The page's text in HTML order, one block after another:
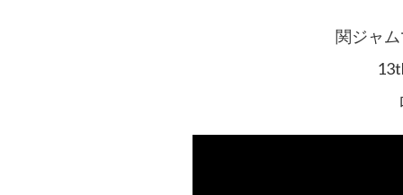
関ジャ